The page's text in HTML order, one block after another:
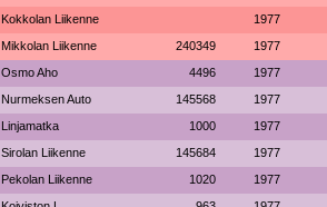
Kokkolan Liikenne 1977
Mikkolan Liikenne 240349 1977
Osmo Aho 4496 1977
Nurmeksen Auto 145568 1977
Linjamatka 1000 1977
Sirolan Liikenne 145684 1977
Pekolan Liikenne 1020 1977